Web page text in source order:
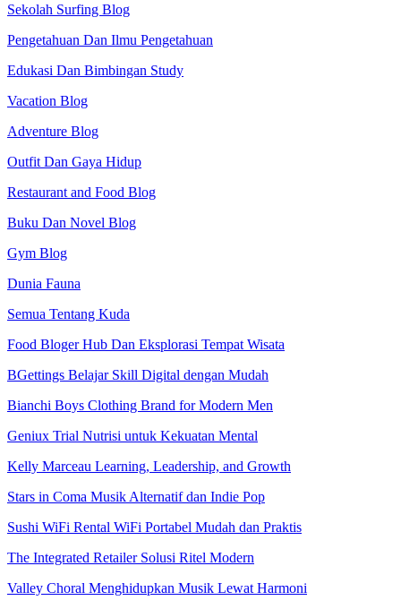
Sekolah Surfing Blog
Pengetahuan Dan Ilmu Pengetahuan
Edukasi Dan Bimbingan Study
Vacation Blog
Adventure Blog
Outfit Dan Gaya Hidup
Restaurant and Food Blog
Buku Dan Novel Blog
Gym Blog
Dunia Fauna
Semua Tentang Kuda
Food Bloger Hub Dan Eksplorasi Tempat Wisata
BGettings Belajar Skill Digital dengan Mudah
Bianchi Boys Clothing Brand for Modern Men
Geniux Trial Nutrisi untuk Kekuatan Mental
Kelly Marceau Learning, Leadership, and Growth
Stars in Coma Musik Alternatif dan Indie Pop
Sushi WiFi Rental WiFi Portabel Mudah dan Praktis
The Integrated Retailer Solusi Ritel Modern
Valley Choral Menghidupkan Musik Lewat Harmoni